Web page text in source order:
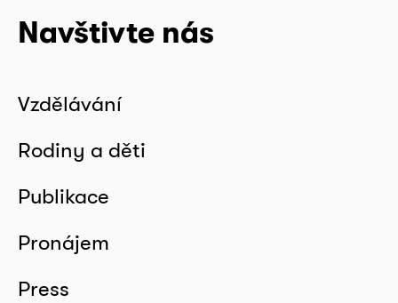
Navštivte nás
Vzdělávání
Rodiny a děti
Publikace
Pronájem
Press